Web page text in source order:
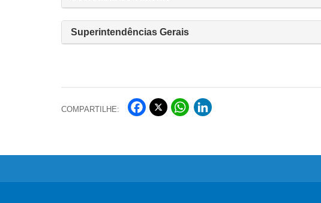
Superintendências Gerais
COMPARTILHE:
Fa
Wh